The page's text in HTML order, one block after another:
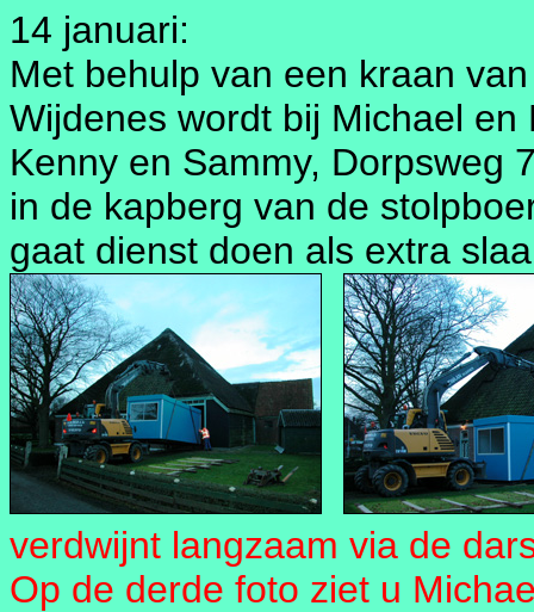
14 januari:
Met behulp van een kraan
Wijdenes wordt bij Michael
Kenny en Sammy, Dorpsweg
in de kapberg van de
gaat dienst doen als extra
verdwijnt langzaam via de
Op de derde foto ziet u